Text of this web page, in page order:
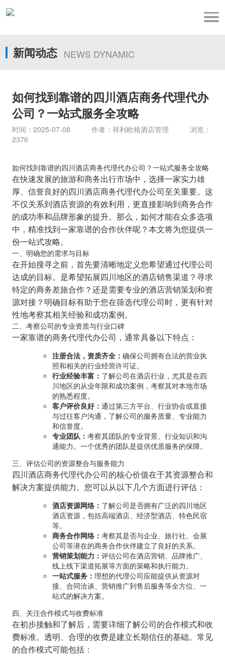
新闻动态 NEWS DYNAMIC
如何找到靠谱的四川酒店商务代理代办
公司？一站式服务全攻略
时间：2025-07-08 作者：祥利欧格酒店管理 浏览：
2376
如何找到靠谱的四川酒店商务代理代办公司？一站式服务全攻略
在快速发展的旅游和商务出行市场中，选择一家实力雄
厚、信誉良好的四川酒店商务代理代办公司至关重要。这
不仅关系到酒店资源的有效利用，更直接影响到商务合作
的成功率和品牌形象的提升。那么，如何才能在众多选项
中，精准找到一家靠谱的合作伙伴呢？本文将为您提供一
份一站式攻略。
一、明确您的需求与目标
在开始搜寻之前，首先要清晰地定义您希望通过代理公司
达成的目标。是希望拓展四川地区的酒店销售渠道？寻求
特定的商务差旅合作？还是需要专业的酒店营销策划和资
源对接？明确目标有助于您在筛选代理公司时，更有针对
性地考察其相关经验和成功案例。
二、考察公司的专业资质与行业口碑
一家靠谱的商务代理代办公司，通常具备以下特点：
注册合法，资质齐全： 确保公司拥有合法的营业执
照和相关的行业经营许可证。
行业经验丰富： 了解公司在酒店行业，尤其是在四
川地区的从业年限和成功案例，考察其对本地市场
的熟悉程度。
客户评价良好： 通过第三方平台、行业协会或直接
与过往客户沟通，了解公司的服务质量、专业能力
和信誉度。
专业团队： 考察其团队的专业背景、行业知识和沟
通能力。一个优秀的团队是提供优质服务的保障。
三、评估公司的资源整合与服务能力
四川酒店商务代理代办公司的核心价值在于其资源整合和
解决方案提供能力。您可以从以下几个方面进行评估：
酒店资源网络： 了解公司是否拥有广泛的四川地区
酒店资源，包括高端酒店、经济型酒店、特色民宿
等。
商务合作网络： 考察其是否与企业、旅行社、会展
公司等潜在的商务合作伙伴建立了良好的关系。
营销策划能力： 评估公司在酒店营销、品牌推广、
线上线下渠道拓展等方面的策略和执行能力。
一站式服务： 理想的代理公司应能提供从资源对
接、合同洽谈、营销推广到售后服务等全方位、一
站式的解决方案。
四、关注合作模式与收费标准
在初步接触和了解后，需要详细了解公司的合作模式和收
费标准。透明、合理的收费是建立长期信任的基础。常见
的合作模式可能包括：